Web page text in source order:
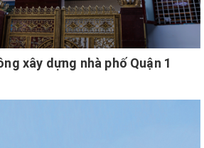
xây dựng nhà phố Quận 1